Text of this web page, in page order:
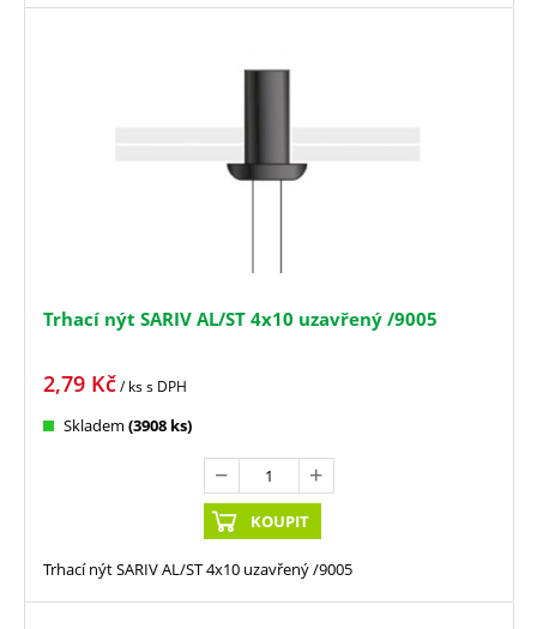
Trhací nýt SARIV AL/ST 4x10 uzavřený /9005
2,79 Kč/ kss DPH
Skladem (3908 ks)
KOUPIT
Trhací nýt SARIV AL/ST 4x10 uzavřený /9005